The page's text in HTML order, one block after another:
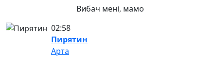
Вибач мені, мамо
02:58
Пирятин
Арта